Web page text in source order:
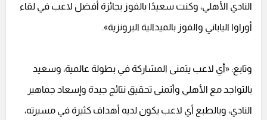
النادي الأهلي، وكنت سعيدًا بالفوز بجائزة أفضل لاعب في لقاء
أوراوا الياباني والفوز بالميدالية البرونزية».
وتابع: «أي لاعب يتمنى المشاركة في بطولة عالمية، وسعيد
بالتواجد مع الأهلي وأتمنى تحقيق نتائج جيدة وإسعاد جماهير
النادي، وبالطبع أي لاعب يكون لديه أهداف كثيرة في مسيرته،